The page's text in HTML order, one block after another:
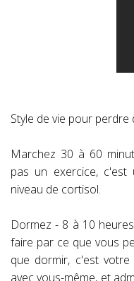
Style de vie pour
Marchez 30 à 60
pas un exercice, c'est
niveau de cortisol.
Dormez - 8 à 10
faire par ce que vous
que dormir, c'est
avec vous-même, et